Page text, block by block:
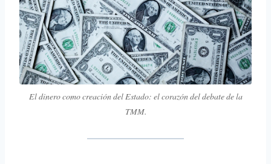
El dinero como creación del Estado: el corazón del debate de la
TMM.